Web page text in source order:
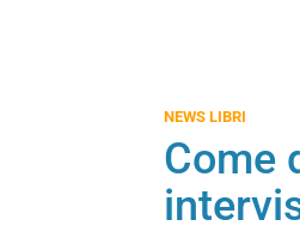
NEWS LIBRI
Come